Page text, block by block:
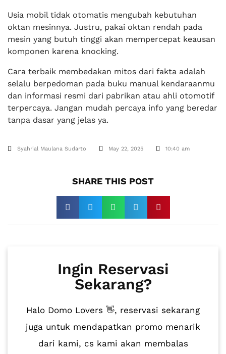
Usia mobil tidak otomatis mengubah kebutuhan
oktan mesinnya. Justru, pakai oktan rendah pada
mesin yang butuh tinggi akan mempercepat keausan
komponen karena knocking.
Cara terbaik membedakan mitos dari fakta adalah
selalu berpedoman pada buku manual kendaraanmu
dan informasi resmi dari pabrikan atau ahli otomotif
terpercaya. Jangan mudah percaya info yang beredar
tanpa dasar yang jelas ya.
Syahrial Maulana Sudarto May 22, 2025 10:40 am
SHARE THIS POST​
Ingin Reservasi
Sekarang?
Halo Domo Lovers 👋, reservasi sekarang
juga untuk mendapatkan promo menarik
dari kami, cs kami akan membalas